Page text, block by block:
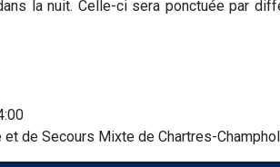
la nuit. Celle-ci sera ponctuée par
et de Secours Mixte de Chartres-